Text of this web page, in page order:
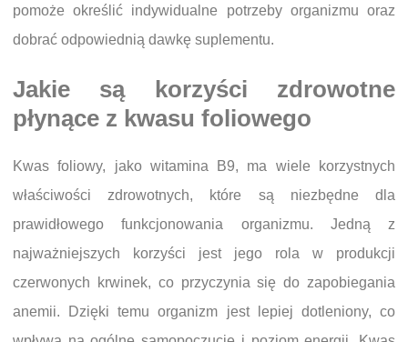
pomoże określić indywidualne potrzeby organizmu oraz
dobrać odpowiednią dawkę suplementu.
Jakie są korzyści zdrowotne
płynące z kwasu foliowego
Kwas foliowy, jako witamina B9, ma wiele korzystnych
właściwości zdrowotnych, które są niezbędne dla
prawidłowego funkcjonowania organizmu. Jedną z
najważniejszych korzyści jest jego rola w produkcji
czerwonych krwinek, co przyczynia się do zapobiegania
anemii. Dzięki temu organizm jest lepiej dotleniony, co